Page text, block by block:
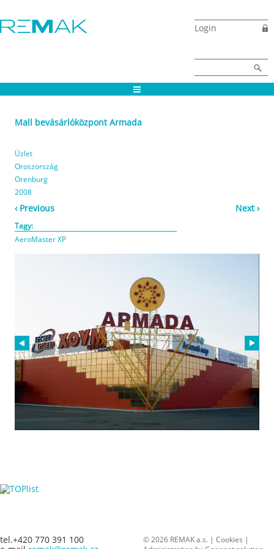
Login
Mall bevásárlóközpont Armada
Üzlet
Oroszország
Orenburg
2008
‹ Previous Next ›
Tagy:
AeroMaster XP
tel.+420 770 391 100
© 2026 REMAK a.s. | Cookies |